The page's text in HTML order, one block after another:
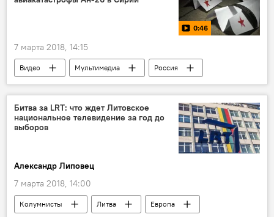
0:46
7 марта 2018, 14:15
Видео Мультимедиа
Россия
Сирия
самолет
крушение самолета
Битва за LRT: что ждет Литовское
национальное телевидение за год до
выборов
Александр Липовец
7 марта 2018, 14:00
Колумнисты Литва
Европа